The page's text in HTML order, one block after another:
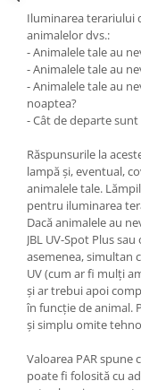
Hrana Rozatoare
Reptile
Hrana reptile
Igiena reptile
Decoruri terarii
Solutii iluminat
Lampi terarii
Suplimente
reptile
Accesorii diverse
Iazuri
Igiena Iazuri
Conditioner apa iaz
Hrana pesti iazuri
Teste apa iaz
Iluminarea terariului
animalelor dvs.:
- Animalele tale au
- Animalele tale au
- Animalele tale au
noaptea?
- Cât de departe
Răspunsurile la
lampă și, eventual,
animalele tale.
pentru iluminarea
Dacă animalele au
JBL UV-Spot Plus
asemenea, simultan
UV (cum ar fi mulți
și ar trebui apoi
în funcție de animal.
și simplu omite
Valoarea PAR spune
poate fi folosită cu